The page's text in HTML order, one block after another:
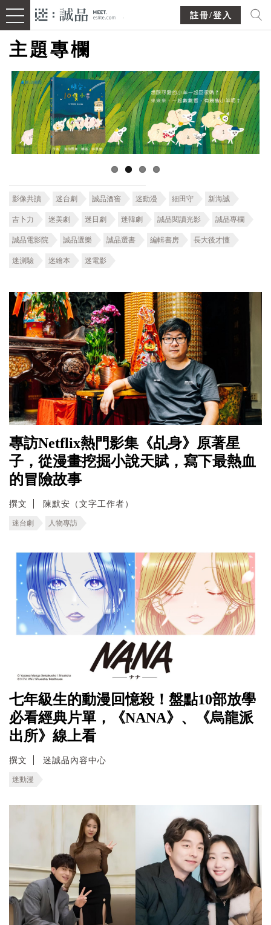
註冊/登入
主題專欄
影像共讀 迷台劇 誠品酒窖 迷動漫 細田守 新海誠
吉卜力 迷美劇 迷日劇 迷韓劇 誠品閱讀光影 誠品專欄
誠品電影院 誠品選樂 誠品選書 編輯書房 長大後才懂
迷測驗 迷繪本 迷電影
專訪Netflix熱門影集《乩身》原著星
子，從漫畫挖掘小說天賦，寫下最熱血
的冒險故事
撰文 陳默安（文字工作者）
迷台劇 人物專訪
七年級生的動漫回憶殺！盤點10部放學
必看經典片單，《NANA》、《烏龍派
出所》線上看
撰文 迷誠品內容中心
迷動漫